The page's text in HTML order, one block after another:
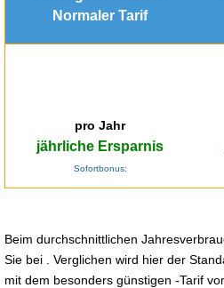
Normaler Tarif
pro Jahr
jährliche Ersparnis
Sofortbonus:
Beim durchschnittlichen
Sie bei . Verglichen wird hier der
mit dem besonders günstigen -Tarif